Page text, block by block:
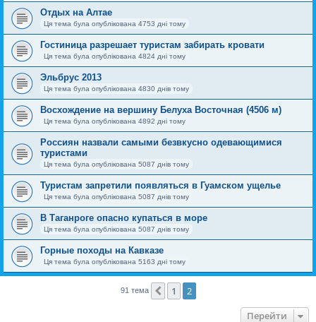
Отдых на Алтае
Ця тема була опублікована 4753 дні тому
Гостиница разрешает туристам забирать кровати
Ця тема була опублікована 4824 дні тому
Эльбрус 2013
Ця тема була опублікована 4830 днів тому
Восхождение на вершину Белуха Восточная (4506 м)
Ця тема була опублікована 4892 дні тому
Россиян назвали самыми безвкусно одевающимися
туристами
Ця тема була опублікована 5087 днів тому
Туристам запретили появляться в Гуамском ущелье
Ця тема була опублікована 5087 днів тому
В Таганроге опасно купаться в море
Ця тема була опублікована 5087 днів тому
Горные походы на Кавказе
Ця тема була опублікована 5163 дні тому
91 тема Поперед.
1
2
Перейти